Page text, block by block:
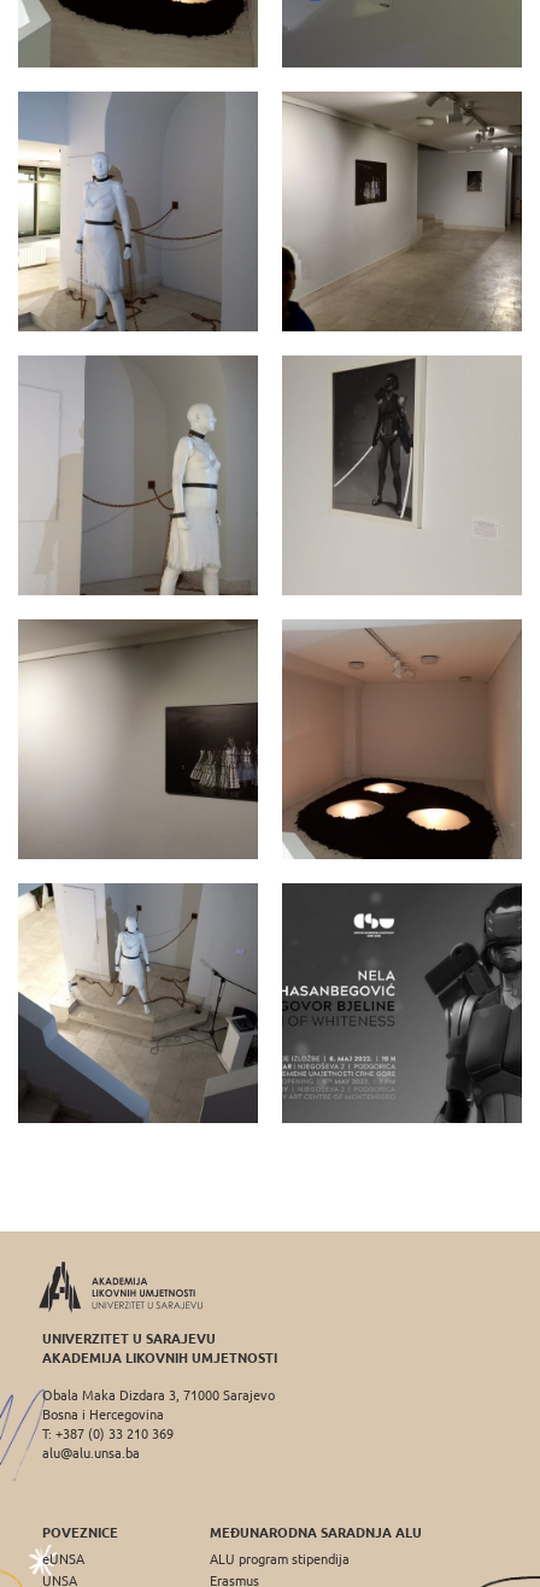
UNIVERZITET U SARAJEVU
AKADEMIJA LIKOVNIH UMJETNOSTI
Obala Maka Dizdara 3, 71000 Sarajevo
Bosna i Hercegovina
T: +387 (0) 33 210 369
alu@alu.unsa.ba
POVEZNICE
eUNSA
UNSA
MEĐUNARODNA SARADNJA ALU
ALU program stipendija
Erasmus